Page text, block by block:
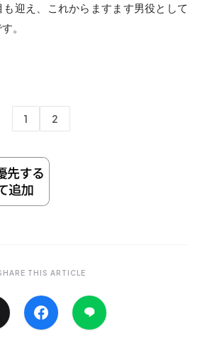
迎え、これからますます男役として
。
1 2
THIS ARTICLE